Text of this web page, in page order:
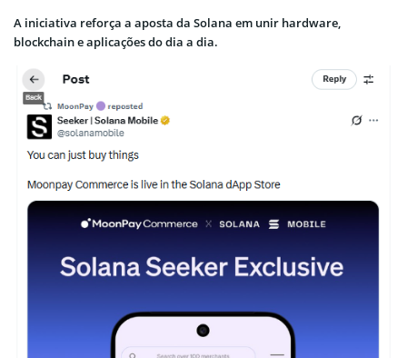
A iniciativa reforça a aposta da Solana em unir hardware,
blockchain e aplicações do dia a dia.